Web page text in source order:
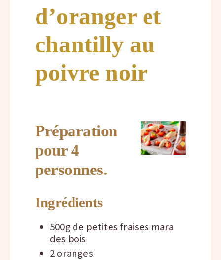
d’oranger et
chantilly au
poivre noir
Préparation
pour 4
personnes.
Ingrédients
500g de petites fraises mara
des bois
2 oranges